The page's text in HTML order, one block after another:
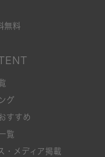
無料
グ
すすめ
覧
・メディア掲載